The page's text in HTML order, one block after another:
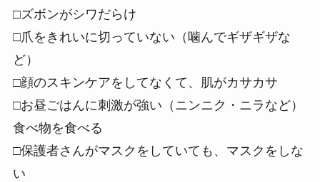
□ズボンがシワだらけ
□爪をきれいに切っていない（噛んでギザギザな
ど）
□顔のスキンケアをしてなくて、肌がカサカサ
□お昼ごはんに刺激が強い（ニンニク・ニラなど）
食べ物を食べる
□保護者さんがマスクをしていても、マスクをしな
い